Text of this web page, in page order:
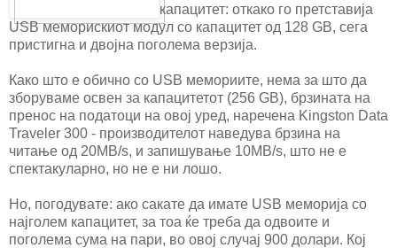
капацитет: откако го претставија
USB меморискиот модул со капацитет од 128 GB, сега
пристигна и двојна поголема верзија.
Како што е обично со USB мемориите, нема за што да
зборуваме освен за капацитетот (256 GB), брзината на
пренос на податоци на овој уред, наречена Kingston Data
Traveler 300 - производителот наведува брзина на
читање од 20MB/s, и запишување 10MB/s, што не е
спектакуларно, но не е ни лошо.
Но, погодувате: ако сакате да имате USB меморија со
најголем капацитет, за тоа ќе треба да одвоите и
поголема сума на пари, во овој случај 900 долари. Кој